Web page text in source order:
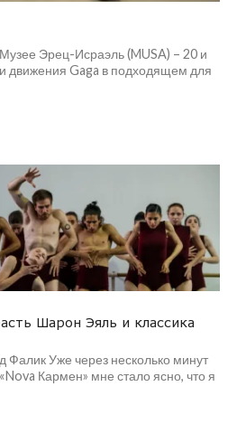
Эрец-Исраэль (MUSA) – 20 и
движения Gaga в подходящем для
Шарон Эяль и классика
Уже через несколько минут
Кармен» мне стало ясно, что я